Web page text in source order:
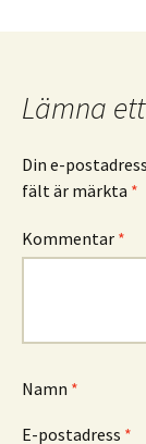
Lämna
Din e-
fält är märkta *
Kommentar *
Namn *
E-postadress *